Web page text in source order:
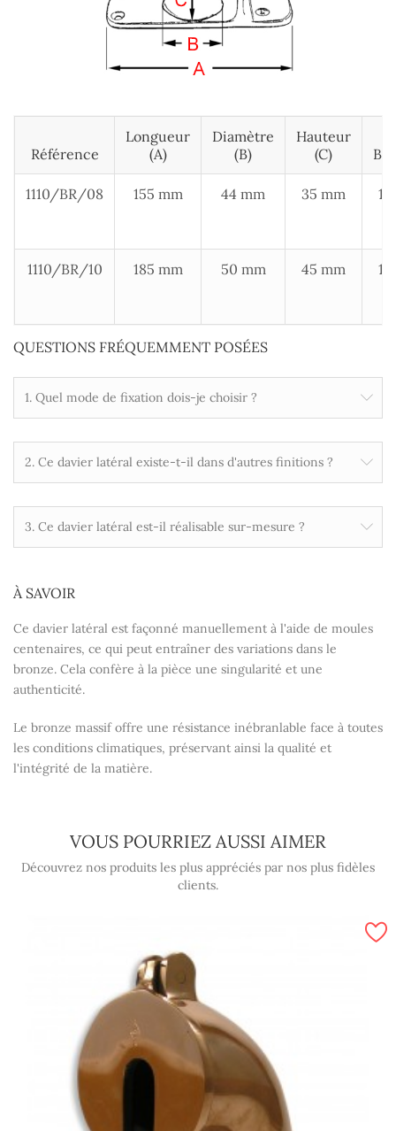
Référence
Longueur
(A)
Diamètre
(B)
Hauteur
(C)
1110/BR/08 155 mm 44 mm 35 mm
1110/BR/10 185 mm 50 mm 45 mm
QUESTIONS FRÉQUEMMENT POSÉES
1. Quel mode de fixation dois-je choisir ?
2. Ce davier latéral existe-t-il dans d'autres finitions ?
3. Ce davier latéral est-il réalisable sur-mesure ?
À SAVOIR
Ce davier latéral est façonné manuellement à l'aide de moules
centenaires, ce qui peut entraîner des variations dans le
bronze. Cela confère à la pièce une singularité et une
authenticité.
Le bronze massif offre une résistance inébranlable face à toutes
les conditions climatiques, préservant ainsi la qualité et
l'intégrité de la matière.
VOUS POURRIEZ AUSSI AIMER
Découvrez nos produits les plus appréciés par nos plus fidèles
clients.